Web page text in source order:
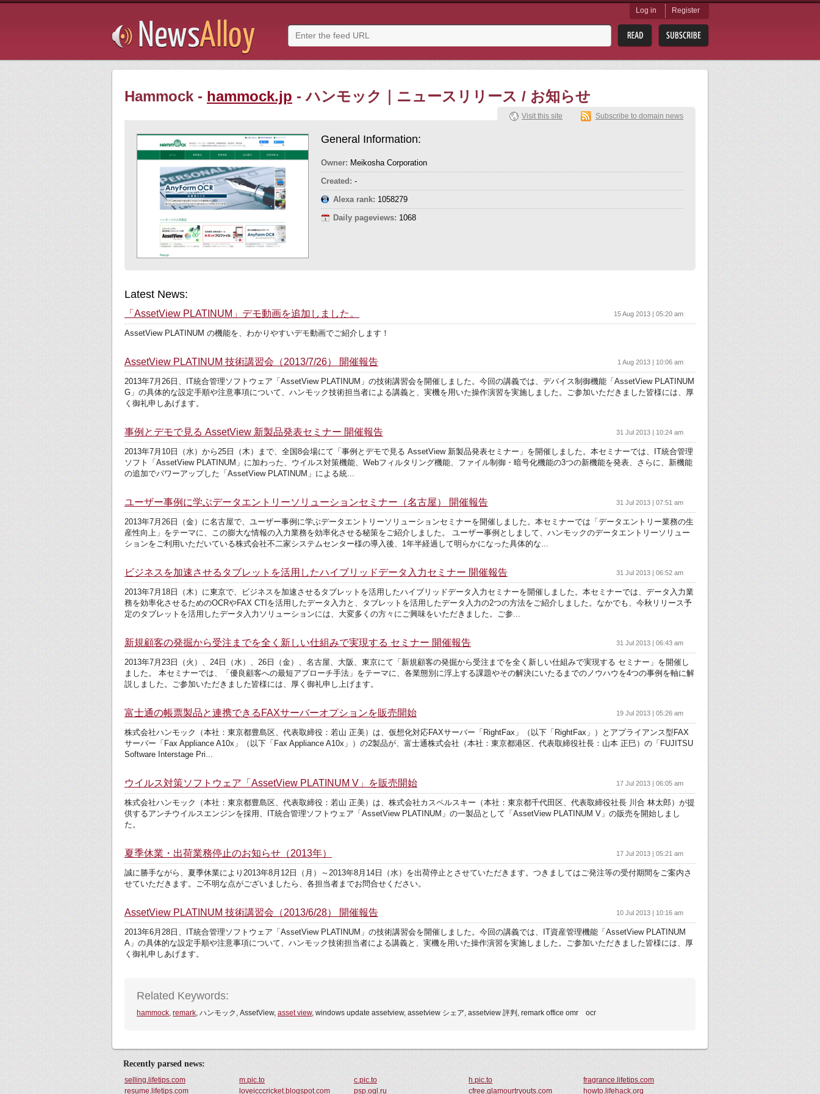
Log in Register
Hammock - hammock.jp - ハンモック｜ニュースリリース / お知らせ
General Information:
Owner: Meikosha Corporation
Created: -
Alexa rank: 1058279
Daily pageviews: 1068
Visit this site Subscribe to domain news
Latest News:
「AssetView PLATINUM」デモ動画を追加しました。 15 Aug 2013 | 05:20 am
AssetView PLATINUM の機能を、わかりやすいデモ動画でご紹介します！
AssetView PLATINUM 技術講習会（2013/7/26） 開催報告 1 Aug 2013 | 10:06 am
2013年7月26日、IT統合管理ソフトウェア「AssetView PLATINUM」の技術講習会を開催しました。今回の講義では、デバイス制御機能「AssetView PLATINUM
G」の具体的な設定手順や注意事項について、ハンモック技術担当者による講義と、実機を用いた操作演習を実施しました。ご参加いただきました皆様には、厚
く御礼申しあげます。
事例とデモで見る AssetView 新製品発表セミナー 開催報告 31 Jul 2013 | 10:24 am
2013年7月10日（水）から25日（木）まで、全国8会場にて「事例とデモで見る AssetView 新製品発表セミナー」を開催しました。本セミナーでは、IT統合管理
ソフト「AssetView PLATINUM」に加わった、ウイルス対策機能、Webフィルタリング機能、ファイル制御・暗号化機能の3つの新機能を発表、さらに、新機能
の追加でパワーアップした「AssetView PLATINUM」による統...
ユーザー事例に学ぶデータエントリーソリューションセミナー（名古屋） 開催報告 31 Jul 2013 | 07:51 am
2013年7月26日（金）に名古屋で、ユーザー事例に学ぶデータエントリーソリューションセミナーを開催しました。本セミナーでは「データエントリー業務の生
産性向上」をテーマに、この膨大な情報の入力業務を効率化させる秘策をご紹介しました。 ユーザー事例としまして、ハンモックのデータエントリーソリュー
ションをご利用いただいている株式会社不二家システムセンター様の導入後、1年半経過して明らかになった具体的な...
ビジネスを加速させるタブレットを活用したハイブリッドデータ入力セミナー 開催報告 31 Jul 2013 | 06:52 am
2013年7月18日（木）に東京で、ビジネスを加速させるタブレットを活用したハイブリッドデータ入力セミナーを開催しました。本セミナーでは、データ入力業
務を効率化させるためのOCRやFAX CTIを活用したデータ入力と、タブレットを活用したデータ入力の2つの方法をご紹介しました。なかでも、今秋リリース予
定のタブレットを活用したデータ入力ソリューションには、大変多くの方々にご興味をいただきました。ご参...
新規顧客の発掘から受注までを全く新しい仕組みで実現する セミナー 開催報告 31 Jul 2013 | 06:43 am
2013年7月23日（火）、24日（水）、26日（金）、名古屋、大阪、東京にて「新規顧客の発掘から受注までを全く新しい仕組みで実現する セミナー」を開催し
ました。 本セミナーでは、「優良顧客への最短アプローチ手法」をテーマに、各業態別に浮上する課題やその解決にいたるまでのノウハウを4つの事例を軸に解
説しました。ご参加いただきました皆様には、厚く御礼申し上げます。
富士通の帳票製品と連携できるFAXサーバーオプションを販売開始 19 Jul 2013 | 05:26 am
株式会社ハンモック（本社：東京都豊島区、代表取締役：若山 正美）は、仮想化対応FAXサーバー「RightFax」（以下「RightFax」）とアプライアンス型FAX
サーバー「Fax Appliance A10x」（以下「Fax Appliance A10x」）の2製品が、富士通株式会社（本社：東京都港区、代表取締役社長：山本 正巳）の「FUJITSU
Software Interstage Pri...
ウイルス対策ソフトウェア「AssetView PLATINUM V」を販売開始 17 Jul 2013 | 06:05 am
株式会社ハンモック（本社：東京都豊島区、代表取締役：若山 正美）は、株式会社カスペルスキー（本社：東京都千代田区、代表取締役社長 川合 林太郎）が提
供するアンチウイルスエンジンを採用、IT統合管理ソフトウェア「AssetView PLATINUM」の一製品として「AssetView PLATINUM V」の販売を開始しまし
た。
夏季休業・出荷業務停止のお知らせ（2013年） 17 Jul 2013 | 05:21 am
誠に勝手ながら、夏季休業により2013年8月12日（月）～2013年8月14日（水）を出荷停止とさせていただきます。つきましてはご発注等の受付期間をご案内さ
せていただきます。ご不明な点がございましたら、各担当者までお問合せください。
AssetView PLATINUM 技術講習会（2013/6/28） 開催報告 10 Jul 2013 | 10:16 am
2013年6月28日、IT統合管理ソフトウェア「AssetView PLATINUM」の技術講習会を開催しました。今回の講義では、IT資産管理機能「AssetView PLATINUM
A」の具体的な設定手順や注意事項について、ハンモック技術担当者による講義と、実機を用いた操作演習を実施しました。ご参加いただきました皆様には、厚
く御礼申しあげます。
Related Keywords:
hammock, remark, ハンモック, AssetView, asset view, windows update assetview, assetview シェア, assetview 評判, remark office omr ocr
Recently parsed news:
selling.lifetips.com m.pic.to c.pic.to h.pic.to
fragrance.lifetips.com
resume.lifetips.com
loveicccricket.blogspot.com psp.ogl.ru cfree.glamourtryouts.com howto.lifehack.org